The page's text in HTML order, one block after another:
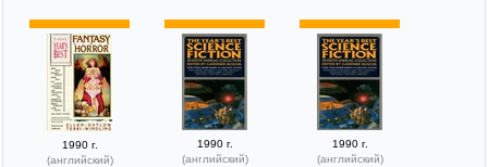
1990 г.
(английский)
1990 г.
(английский)
1990 г.
(английский)